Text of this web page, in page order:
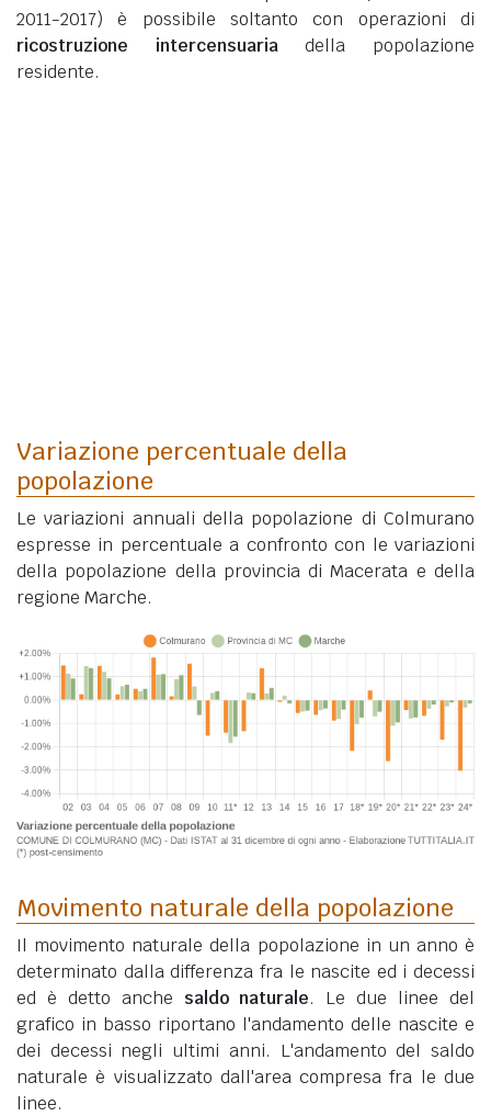
2011-2017) è possibile soltanto con operazioni di
ricostruzione intercensuariadella popolazione
residente.
Variazione percentuale della
popolazione
Le variazioni annuali della popolazione di Colmurano
espresse in percentuale a confronto con le variazioni
della popolazione della provincia di Macerata e della
regione Marche.
Movimento naturale della popolazione
Il movimento naturale della popolazione in un anno è
determinato dalla differenza fra le nascite ed i decessi
ed è detto anche saldo naturale. Le due linee del
grafico in basso riportano l'andamento delle nascite e
dei decessi negli ultimi anni. L'andamento del saldo
naturale è visualizzato dall'area compresa fra le due
linee.